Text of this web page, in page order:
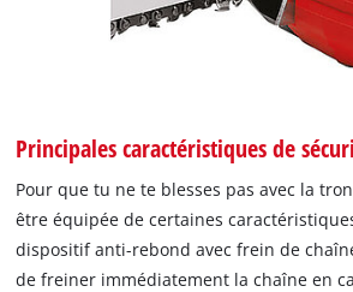
Principales caractéristiques de
Pour que tu ne te blesses pas avec la
être équipée de certaines
dispositif anti-rebond avec frein de
de freiner immédiatement la chaîne en